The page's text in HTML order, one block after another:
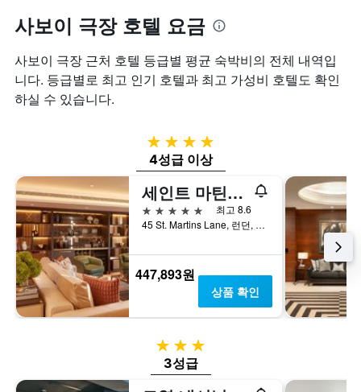
사보이 극장 호텔 요금
사보이 극장 근처 호텔 등급별 평균 숙박비의 전체 내역입
니다. 등급별로 최고 인기 호텔과 최고 가성비 호텔도 확인
하실 수 있습니다.
4성급
4성급 이상
세인트 마틴스 레인 런던, 모건스 오리지널스 호텔
5성급
최고 8.6
45 St. Martins Lane, 런던, 영국
447,893원
상품 확인
3성급
3성급